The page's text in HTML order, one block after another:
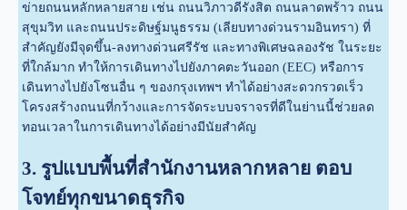
ข่ายถนนหลักหลายสาย เช่น ถนนวิภาวดีรังสิต ถนนลาดพร้าว ถนน
สุขุมวิท และถนนประดิษฐ์มนูธรรม (เลียบทางด่วนรามอินทรา) ที่
สำคัญยังมีจุดขึ้น-ลงทางด่วนศรีรัช และทางพิเศษฉลองรัช ในระยะ
ที่ใกล้มาก ทำให้การเดินทางไปยังภาคตะวันออก (EEC) หรือการ
เดินทางไปยังโซนอื่น ๆ ของกรุงเทพฯ ทำได้อย่างสะดวกรวดเร็ว
โครงสร้างถนนที่กว้างและการจัดระบบจราจรที่ดีในย่านนี้ช่วยลด
ทอนเวลาในการเดินทางได้อย่างมีนัยสำคัญ
3. รูปแบบพื้นที่สำนักงานหลากหลาย ตอบ
โจทย์ทุกขนาดธุรกิจ